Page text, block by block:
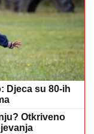
Djeca su 80-ih
Otkriveno